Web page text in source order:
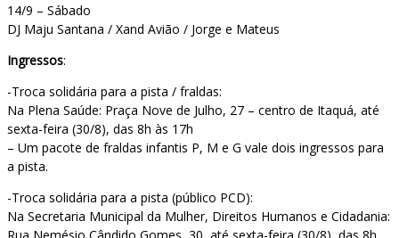
14/9 – Sábado
DJ Maju Santana / Xand Avião / Jorge e Mateus
Ingressos:
-Troca solidária para a pista / fraldas:
Na Plena Saúde: Praça Nove de Julho, 27 – centro de Itaquá, até
sexta-feira (30/8), das 8h às 17h
– Um pacote de fraldas infantis P, M e G vale dois ingressos para
a pista.
-Troca solidária para a pista (público PCD):
Na Secretaria Municipal da Mulher, Direitos Humanos e Cidadania: